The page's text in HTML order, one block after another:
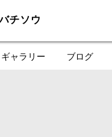
チソウ
ギャラリー ブログ